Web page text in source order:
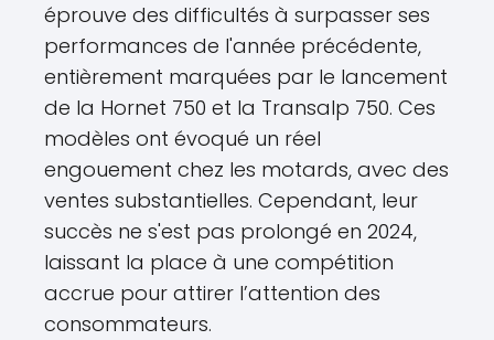
éprouve des difficultés à surpasser ses
performances de l'année précédente,
entièrement marquées par le lancement
de la Hornet 750 et la Transalp 750. Ces
modèles ont évoqué un réel
engouement chez les motards, avec des
ventes substantielles. Cependant, leur
succès ne s'est pas prolongé en 2024,
laissant la place à une compétition
accrue pour attirer l’attention des
consommateurs.